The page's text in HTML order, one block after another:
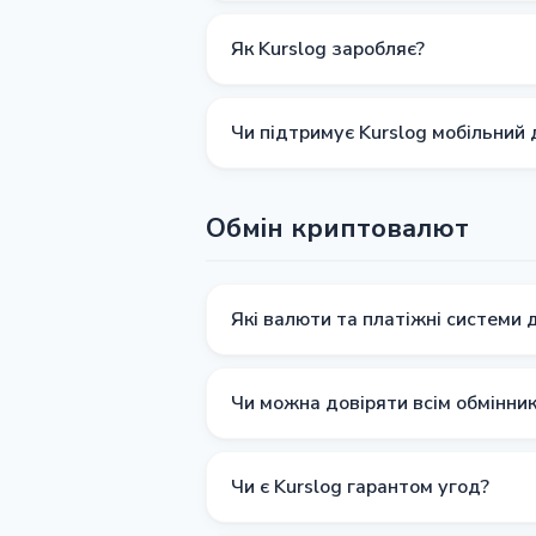
відповідний обмінник і перейти на
Як Kurslog заробляє?
обмінників.
Чи підтримує Kurslog мобільний
вдосконаленням їхнього
Обмін криптовалют
Які валюти та платіжні системи
системи, такі як ПриватБанк,
Чи можна довіряти всім
умови та відгуки перед обміном,
Чи є Kurslog гарантом угод?